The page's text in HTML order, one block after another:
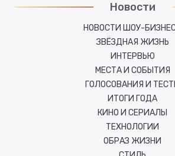
Новости
НОВОСТИ ШОУ-
ЗВЁЗДНАЯ ЖИЗНЬ
ИНТЕРВЬЮ
МЕСТА И СОБЫТИЯ
ГОЛОСОВАНИЯ И
ИТОГИ ГОДА
КИНО И СЕРИАЛЫ
ТЕХНОЛОГИИ
ОБРАЗ ЖИЗНИ